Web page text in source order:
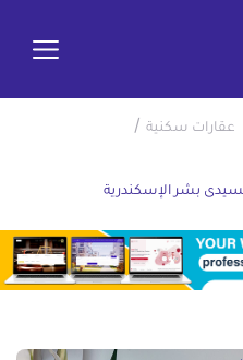
عقارات سكنية /